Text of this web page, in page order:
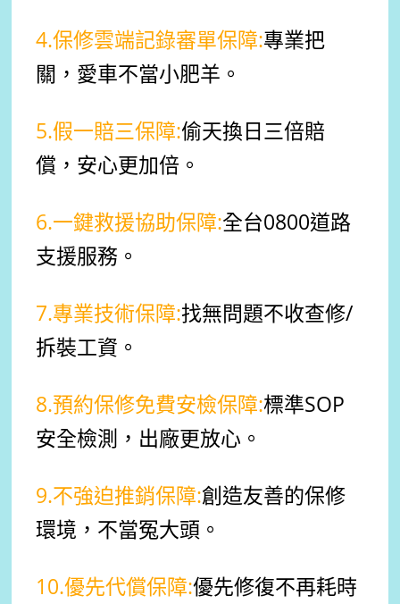
4.保修雲端記錄審單保障:專業把
關，愛車不當小肥羊。
5.假一賠三保障:偷天換日三倍賠
償，安心更加倍。
6.一鍵救援協助保障:全台0800道路
支援服務。
7.專業技術保障:找無問題不收查修/
拆裝工資。
8.預約保修免費安檢保障:標準SOP
安全檢測，出廠更放心。
9.不強迫推銷保障:創造友善的保修
環境，不當冤大頭。
10.優先代償保障:優先修復不再耗時